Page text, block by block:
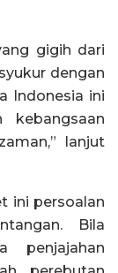
gigih dari
dengan
Indonesia ini
kebangsaan
lanjut
ini persoalan
Bila
penjajahan